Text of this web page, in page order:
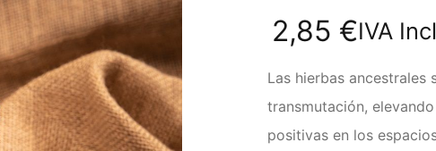
2,85 €IVA
Las hierbas ancestrales
transmutación,
positivas en los